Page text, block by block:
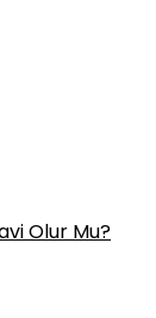
Olur Mu?